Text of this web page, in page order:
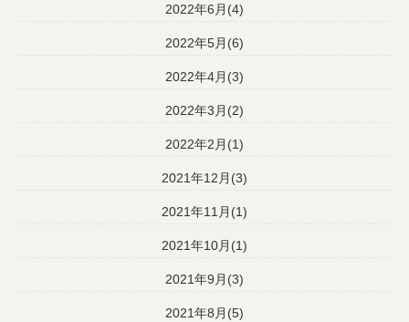
2022年6月(4)
2022年5月(6)
2022年4月(3)
2022年3月(2)
2022年2月(1)
2021年12月(3)
2021年11月(1)
2021年10月(1)
2021年9月(3)
2021年8月(5)